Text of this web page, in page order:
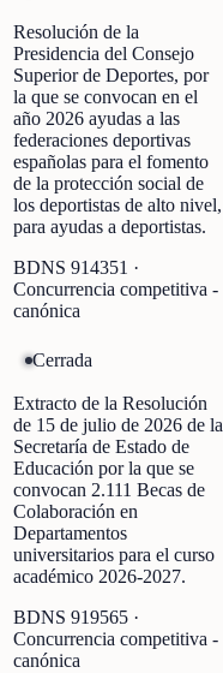
Resolución de la
Presidencia del Consejo
Superior de Deportes, por
la que se convocan en el
año 2026 ayudas a las
federaciones deportivas
españolas para el fomento
de la protección social de
los deportistas de alto nivel,
para ayudas a deportistas.
BDNS 914351 ·
Concurrencia competitiva -
canónica
Cerrada
Extracto de la Resolución
de 15 de julio de 2026 de la
Secretaría de Estado de
Educación por la que se
convocan 2.111 Becas de
Colaboración en
Departamentos
universitarios para el curso
académico 2026-2027.
BDNS 919565 ·
Concurrencia competitiva -
canónica